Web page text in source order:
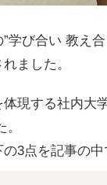
学び合い 教え
ました。
現する社内大
3点を記事の中